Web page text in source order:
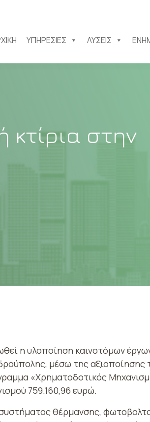
ΥΠΗΡΕΣΊΕΣ ΛΎΣΕΙΣ
κτίρια στην
η υλοποίηση καινοτόμων
μέσω της αξιοποίησης
«Χρηματοδοτικός
759.160,96 ευρώ.
θέρμανσης,